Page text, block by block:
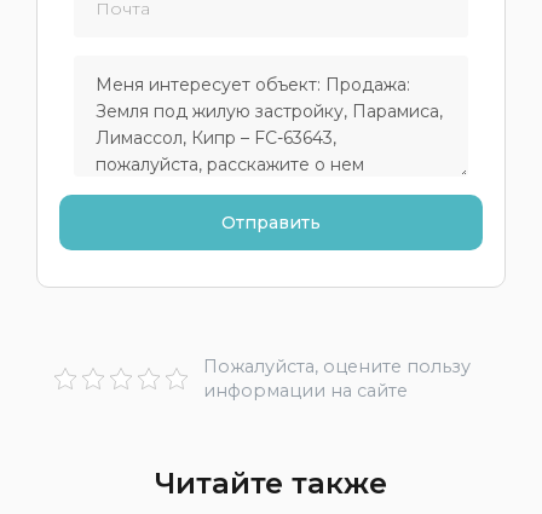
Пожалуйста, оцените пользу
информации на сайте
Читайте также